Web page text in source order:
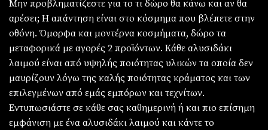
Μην προβληματίζεστε για το τι δώρο θα κάνω και αν θα
αρέσει; Η απάντηση είναι στο κόσμημα που βλέπετε στην
οθόνη. Όμορφα και μοντέρνα κοσμήματα, δώρο τα
μεταφορικά με αγορές 2 προϊόντων. Κάθε αλυσιδάκι
λαιμού είναι από υψηλής ποιότητας υλικών τα οποία δεν
μαυρίζουν λόγω της καλής ποιότητας κράματος και των
επιλεγμένων από εμάς εμπόρων και τεχνίτων.
Εντυπωσιάστε σε κάθε σας καθημερινή ή και πιο επίσημη
εμφάνιση με ένα αλυσιδάκι λαιμού και κάντε το